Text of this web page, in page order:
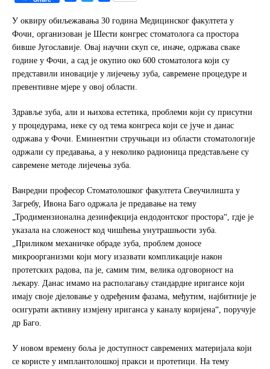
c
e
b
k
i
t
t
a
r
e
У оквиру обиљежавања 30 година Медицинског факултета у
Фочи, организован је Шести конгрес стоматолога са простора
бивше Југославије. Овај научни скуп се, иначе, одржава сваке
године у Фочи, а сад је окупио око 600 стоматолога који су
представили иновације у лијечењу зуба, савремене процедуре и
превентивне мјере у овој области.
Здравље зуба, али и њихова естетика, проблеми који су присутни
у процедурама, неке су од тема конгреса који се јуче и данас
одржава у Фочи. Еминентни стручњаци из области стоматологије
одржали су предавања, а у неколико радионица представљене су
савремене методе лијечења зуба.
Ванредни професор Стоматолошког факултета Свеучилишта у
Загребу, Ивона Баго одржала је предавање на тему
„Тродимензионална дезинфекција ендодонтског простора“, гдје је
указала на сложеност код чишћења унутрашњости зуба.
„Приликом механичке обраде зуба, проблем доносе
микроорганизми који могу изазвати компликације након
протетских радова, па је, самим тим, велика одговорност на
љекару. Данас имамо на располагању стандардне иригансе који
имају своје дјеловање у одређеним фазама, међутим, најбитније је
осигурати активну измјену ириганса у каналу коријена“, поручује
др Баго.
У новом времену боља је доступност савремених материјала који
се користе у имплантолошкој пракси и протетици. На тему